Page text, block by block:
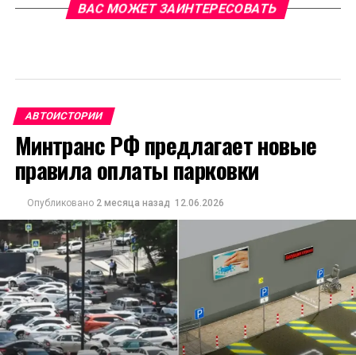
ВАС МОЖЕТ ЗАИНТЕРЕСОВАТЬ
АВТОИСТОРИИ
Минтранс РФ предлагает новые
правила оплаты парковки
Опубликовано 2 месяца назад 12.06.2026